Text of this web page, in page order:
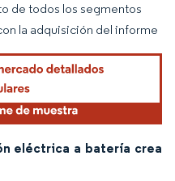
atribución según CC BY 4.0.
de todos los segmentos
la adquisición del informe
eléctrica a batería crea